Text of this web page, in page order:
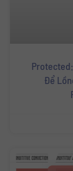
Để